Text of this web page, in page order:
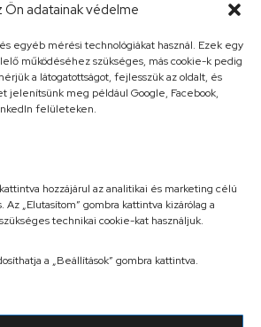
Ön adatainak védelme
egyéb mérési technológiákat használ. Ezek egy
működéséhez szükséges, más cookie-k pedig
a látogatottságot, fejlesszük az oldalt, és
jelenítsünk meg például Google, Facebook,
felületeken.
hozzájárul az analitikai és marketing célú
Az „Elutasítom” gombra kattintva kizárólag a
technikai cookie-kat használjuk.
a „Beállítások” gombra kattintva.
Juhar utca 8.
időpontban